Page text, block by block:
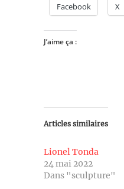
Facebook X
J’aime ça :
Articles similaires
Lionel Tonda
24 mai 2022
Dans "sculpture"